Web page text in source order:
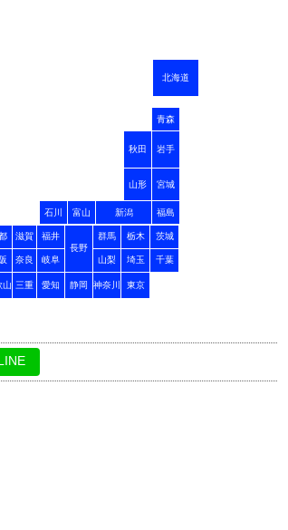
北海道
青森
秋田 岩手
山形 宮城
石川 富山 新潟 福島
滋賀
福井
長野
群馬 栃木 茨城
奈良 岐阜 山梨 埼玉
千葉
山 三重 愛知 静岡 神奈川 東京